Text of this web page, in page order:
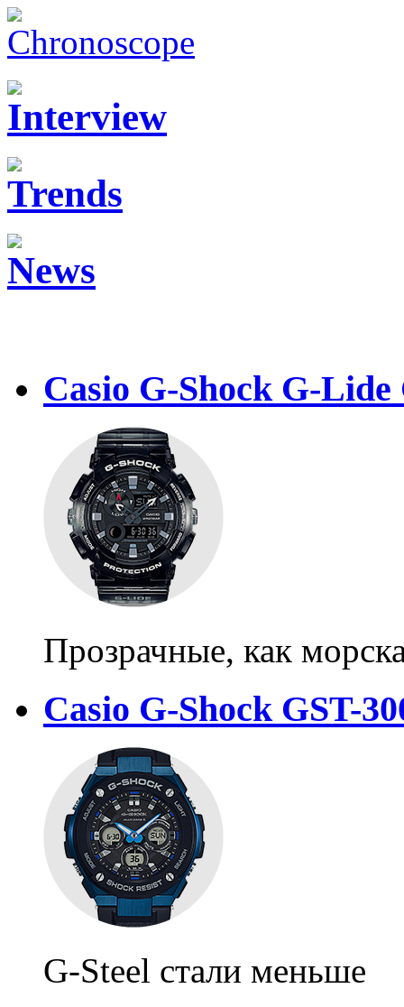
Casio G-Shock G-
Прозрачные, как
Casio G-Shock GST-
G-Steel стали меньше